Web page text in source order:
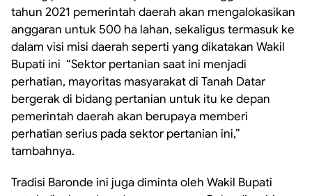
tahun 2021 pemerintah daerah akan mengalokasikan
anggaran untuk 500 ha lahan, sekaligus termasuk ke
dalam visi misi daerah seperti yang dikatakan Wakil
Bupati ini “Sektor pertanian saat ini menjadi
perhatian, mayoritas masyarakat di Tanah Datar
bergerak di bidang pertanian untuk itu ke depan
pemerintah daerah akan berupaya memberi
perhatian serius pada sektor pertanian ini,”
tambahnya.
Tradisi Baronde ini juga diminta oleh Wakil Bupati